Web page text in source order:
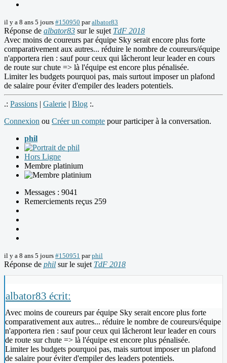
il y a 8 ans 5 jours #150950 paralbator83
Réponse de albator83 sur le sujet TdF 2018
Avec moins de coureurs par équipe Sky serait encore plus forte
comparativement aux autres... réduire le nombre de coureurs/équipe
n'apportera rien : sauf pour ceux qui lâcheront leur leader en cours
de route sur chute => là l'équipe est encore plus pénalisée.
Limiter les budgets pourquoi pas, mais surtout imposer un plafond
de salaire pour éviter d'empiler des leaders potentiels.
.: Passions | Galerie | Blog :.
Connexion ou Créer un compte pour participer à la conversation.
phil
Hors Ligne
Membre platinium
Messages : 9041
Remerciements reçus 259
il y a 8 ans 5 jours #150951 parphil
Réponse de phil sur le sujet TdF 2018
albator83 écrit:
Avec moins de coureurs par équipe Sky serait encore plus forte
comparativement aux autres... réduire le nombre de coureurs/équipe
n'apportera rien : sauf pour ceux qui lâcheront leur leader en cours
de route sur chute => là l'équipe est encore plus pénalisée.
Limiter les budgets pourquoi pas, mais surtout imposer un plafond
de salaire pour éviter d'empiler des leaders potentiels.